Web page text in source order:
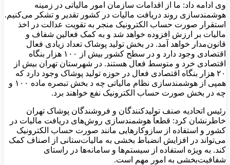
وی ادامه داد: ما از اقدامات سازمان امور مالیاتی در زمینه
هوشمندسازی روند دریافت مالیات در کشور تقدیر و تشکر می‌کنیم.
استقرار صورت حساب الکترونیک منجر به تقویت عدالت در اخذ
مالیات بر ارزش افزوده خواهد شد و به کمک فعالین شفاف و
قانون‌مدار خواهد آمد. در بخش تولید پوشاک تعداد زیادی فعال
اقتصادی وجود دارد و در سطح کشور بیش از ۱۰۰ هزار بنگاه
اقتصادی خرد و متوسط فعال هستند. در شهرستان تهران بیش از
۲۰ هزار بنگاه اقتصادی فعال در حوزه تولید پوشاک وجود دارد که
همپی از هوشمندسازی نظام مالیاتی چه د بخش تبصره ماده ۱۰۰ و
چه در بخش صورت حساب الکترونیک نفع خواهند برد.
رئیس اتحادیه صنف تولیدکنندگان و فروشندگان پوشاک تهران
خاطرنشان کرد: قطعاً هوشمندسازی روش‌های دریافت مالیات در
کشور و استفاده از سازوکارهایی مانند صورت حساب الکترونیک
می‌تواند در افزایش انضباط بخشی به مالیات‌ستانی از اصناف کمک
کند. به ویژه استفاده از سیستم‌ها و سامانه‌ها در راستای
شفافیت‌بخشی به امور مهم است.